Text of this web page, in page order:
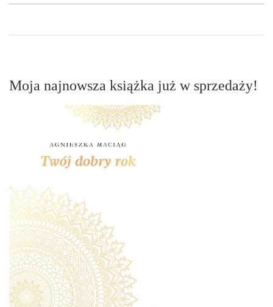
Moja najnowsza książka już w sprzedaży!